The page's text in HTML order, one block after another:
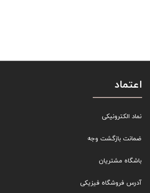
اعتماد
نماد الکترونیکی
ضمانت بازگشت وجه
باشگاه مشتریان
آدرس فروشگاه فیزیکی